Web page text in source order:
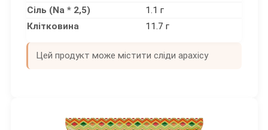
Сіль (Na * 2,5)
1.1 г
Клітковина
11.7 г
Цей продукт може містити сліди арахісу